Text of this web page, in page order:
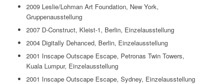
2009 Leslie/Lohman Art Foundation, New York,
Gruppenausstellung
2007 D-Construct, Kleist-1, Berlin, Einzelausstellung
2004 Digitally Dehanced, Berlin, Einzelausstellung
2001 Inscape Outscape Escape, Petronas Twin Towers,
Kuala Lumpur, Einzelausstellung
2001 Inscape Outscape Escape, Sydney, Einzelausstellung